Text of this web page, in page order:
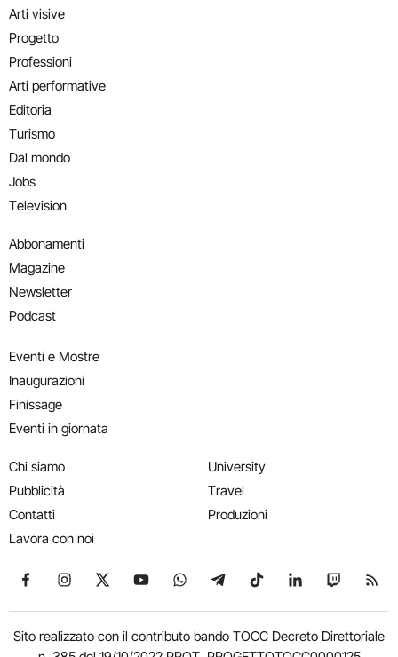
Arti visive
Progetto
Professioni
Arti performative
Editoria
Turismo
Dal mondo
Jobs
Television
Abbonamenti
Magazine
Newsletter
Podcast
Eventi e Mostre
Inaugurazioni
Finissage
Eventi in giornata
Chi siamo
Pubblicità
Contatti
Lavora con noi
University
Travel
Produzioni
Seguici su Facebook
Seguici su Instagram
Seguici su X
Seguici su YouTube
Seguici su WhatsApp
Seguici su Telegram
Seguici su TikTok
Seguici su
Seguici
Sito realizzato con il contributo bando TOCC Decreto Direttoriale